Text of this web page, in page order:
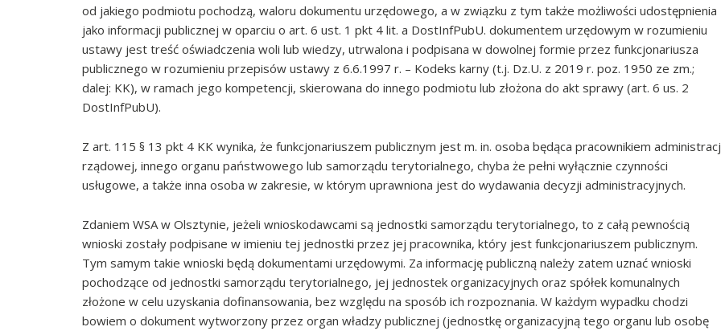
od jakiego podmiotu pochodzą, waloru dokumentu urzędowego, a w związku z tym także możliwości udostępnienia
jako informacji publicznej w oparciu o art. 6 ust. 1 pkt 4 lit. a DostInfPubU. dokumentem urzędowym w rozumieniu
ustawy jest treść oświadczenia woli lub wiedzy, utrwalona i podpisana w dowolnej formie przez funkcjonariusza
publicznego w rozumieniu przepisów ustawy z 6.6.1997 r. – Kodeks karny (t.j. Dz.U. z 2019 r. poz. 1950 ze zm.;
dalej: KK), w ramach jego kompetencji, skierowana do innego podmiotu lub złożona do akt sprawy (art. 6 us. 2
DostInfPubU).
Z art. 115 § 13 pkt 4 KK wynika, że funkcjonariuszem publicznym jest m. in. osoba będąca pracownikiem
rządowej, innego organu państwowego lub samorządu terytorialnego, chyba że pełni wyłącznie czynności
usługowe, a także inna osoba w zakresie, w którym uprawniona jest do wydawania decyzji administracyjnych.
Zdaniem WSA w Olsztynie, jeżeli wnioskodawcami są jednostki samorządu terytorialnego, to z całą pewnością
wnioski zostały podpisane w imieniu tej jednostki przez jej pracownika, który jest funkcjonariuszem publicznym.
Tym samym takie wnioski będą dokumentami urzędowymi. Za informację publiczną należy zatem uznać wnioski
pochodzące od jednostki samorządu terytorialnego, jej jednostek organizacyjnych oraz spółek komunalnych
złożone w celu uzyskania dofinansowania, bez względu na sposób ich rozpoznania. W każdym wypadku chodzi
bowiem o dokument wytworzony przez organ władzy publicznej (jednostkę organizacyjną tego organu lub osobę